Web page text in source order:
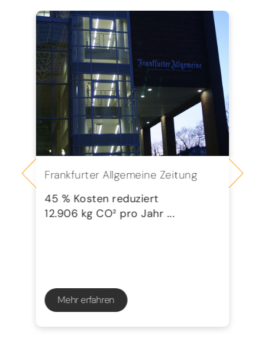
Frankfurter Allgemeine Zeitung
45 % Kosten reduziert
12.906 kg CO² pro Jahr ...
Mehr erfahren